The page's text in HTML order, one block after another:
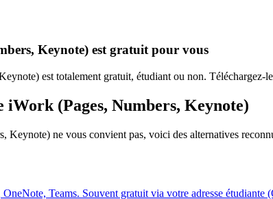
Keynote) est gratuit pour vous
est totalement gratuit, étudiant ou non.
iWork (Pages, Numbers, Keynote)
Keynote) ne vous convient pas, voici des alternatives
Teams. Souvent gratuit via votre adresse